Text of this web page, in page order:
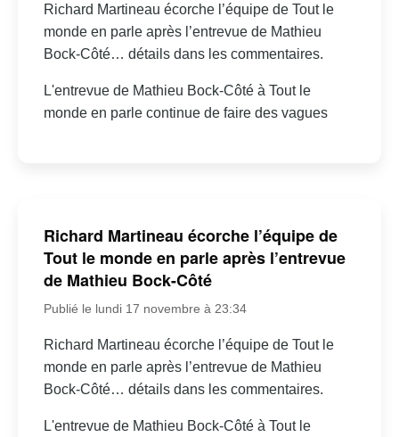
Richard Martineau écorche l’équipe de Tout le
monde en parle après l’entrevue de Mathieu
Bock-Côté… détails dans les commentaires.
L'entrevue de Mathieu Bock-Côté à Tout le
monde en parle continue de faire des vagues
Richard Martineau écorche l’équipe de
Tout le monde en parle après l’entrevue
de Mathieu Bock-Côté
Publié le lundi 17 novembre à 23:34
Richard Martineau écorche l’équipe de Tout le
monde en parle après l’entrevue de Mathieu
Bock-Côté… détails dans les commentaires.
L'entrevue de Mathieu Bock-Côté à Tout le